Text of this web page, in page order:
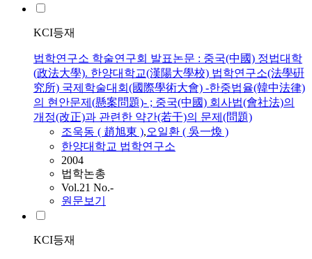
KCI등재
법학연구소 학술연구회 발표논문 : 중국(中國) 정법대학
(政法大學). 한양대학교(漢陽大學校) 법학연구소(法學硏
究所) 국제학술대회(國際學術大會) -한중법율(韓中法律)
의 현안문제(懸案問題)- ; 중국(中國) 회사법(會社法)의
개정(改正)과 관련한 약간(若干)의 문제(問題)
조욱동 ( 趙旭東 ),오일환 ( 吳一煥 )
한양대학교 법학연구소
2004
법학논총
Vol.21 No.-
원문보기
KCI등재